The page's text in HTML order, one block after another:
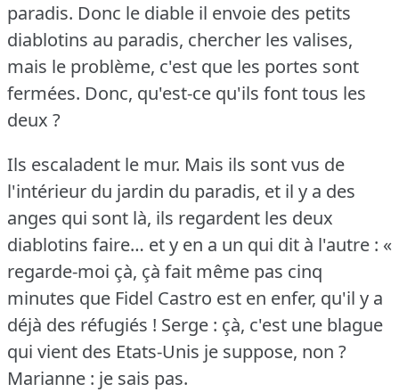
paradis. Donc le diable il envoie des petits
diablotins au paradis, chercher les valises,
mais le problème, c'est que les portes sont
fermées. Donc, qu'est-ce qu'ils font tous les
deux ?
Ils escaladent le mur. Mais ils sont vus de
l'intérieur du jardin du paradis, et il y a des
anges qui sont là, ils regardent les deux
diablotins faire… et y en a un qui dit à l'autre : «
regarde-moi çà, çà fait même pas cinq
minutes que Fidel Castro est en enfer, qu'il y a
déjà des réfugiés ! Serge : çà, c'est une blague
qui vient des Etats-Unis je suppose, non ?
Marianne : je sais pas.